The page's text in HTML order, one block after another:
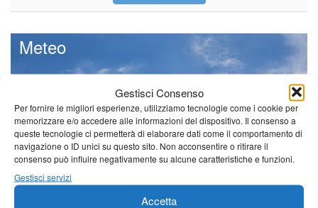
Gestisci Consenso
Per fornire le migliori esperienze, utilizziamo tecnologie come i cookie per
memorizzare e/o accedere alle informazioni del dispositivo. Il consenso a
queste tecnologie ci permetterà di elaborare dati come il comportamento di
navigazione o ID unici su questo sito. Non acconsentire o ritirare il
consenso può influire negativamente su alcune caratteristiche e funzioni.
Gestisci servizi
Accetta
Meteo
Il tempo di questo fine
settimana. temperature ancora
ben al di sopra dei valori
stagionali
Leggi tutto…
Sabato